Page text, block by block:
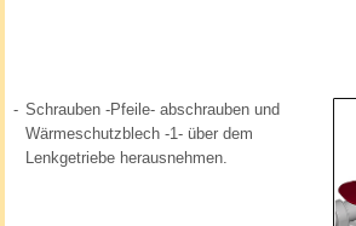
- Schrauben -Pfeile- abschrauben und
Wärmeschutzblech -1- über dem
Lenkgetriebe herausnehmen.